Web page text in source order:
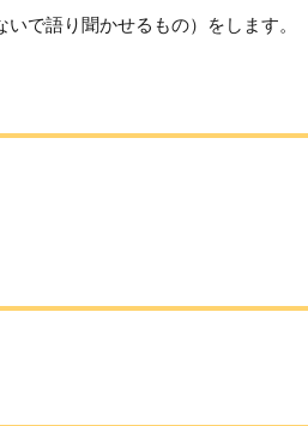
で語り聞かせるもの）をします。